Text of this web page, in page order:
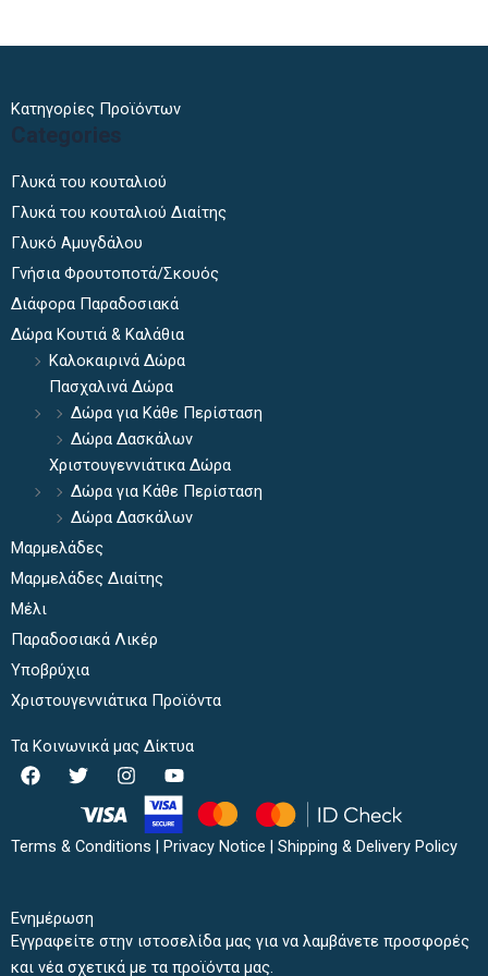
Κατηγορίες Προϊόντων
Categories
Γλυκά του κουταλιού
Γλυκά του κουταλιού Διαίτης
Γλυκό Αμυγδάλου
Γνήσια Φρουτοποτά/Σκουός
Διάφορα Παραδοσιακά
Δώρα Κουτιά & Καλάθια
Καλοκαιρινά Δώρα
Πασχαλινά Δώρα
Δώρα για Κάθε Περίσταση
Δώρα Δασκάλων
Χριστουγεννιάτικα Δώρα
Δώρα για Κάθε Περίσταση
Δώρα Δασκάλων
Μαρμελάδες
Μαρμελάδες Διαίτης
Μέλι
Παραδοσιακά Λικέρ
Υποβρύχια
Χριστουγεννιάτικα Προϊόντα
Τα Κοινωνικά μας Δίκτυα
F
a
b
T
w
i
t
I
n
t
a
Y
o
u
t
u
Terms & Conditions | Privacy Notice | Shipping & Delivery Policy
Ενημέρωση
Εγγραφείτε στην ιστοσελίδα μας για να λαμβάνετε προσφορές
και νέα σχετικά με τα προϊόντα μας.